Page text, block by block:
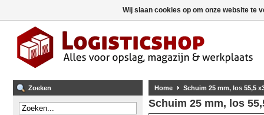
Zoeken Home Schuim 25 mm, los 55,5
Schuim 25 mm, los
Wij slaan cookies op om onze website te